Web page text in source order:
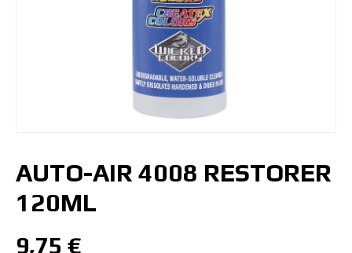
AUTO-AIR 4008 RESTORER
120ML
9,75 €